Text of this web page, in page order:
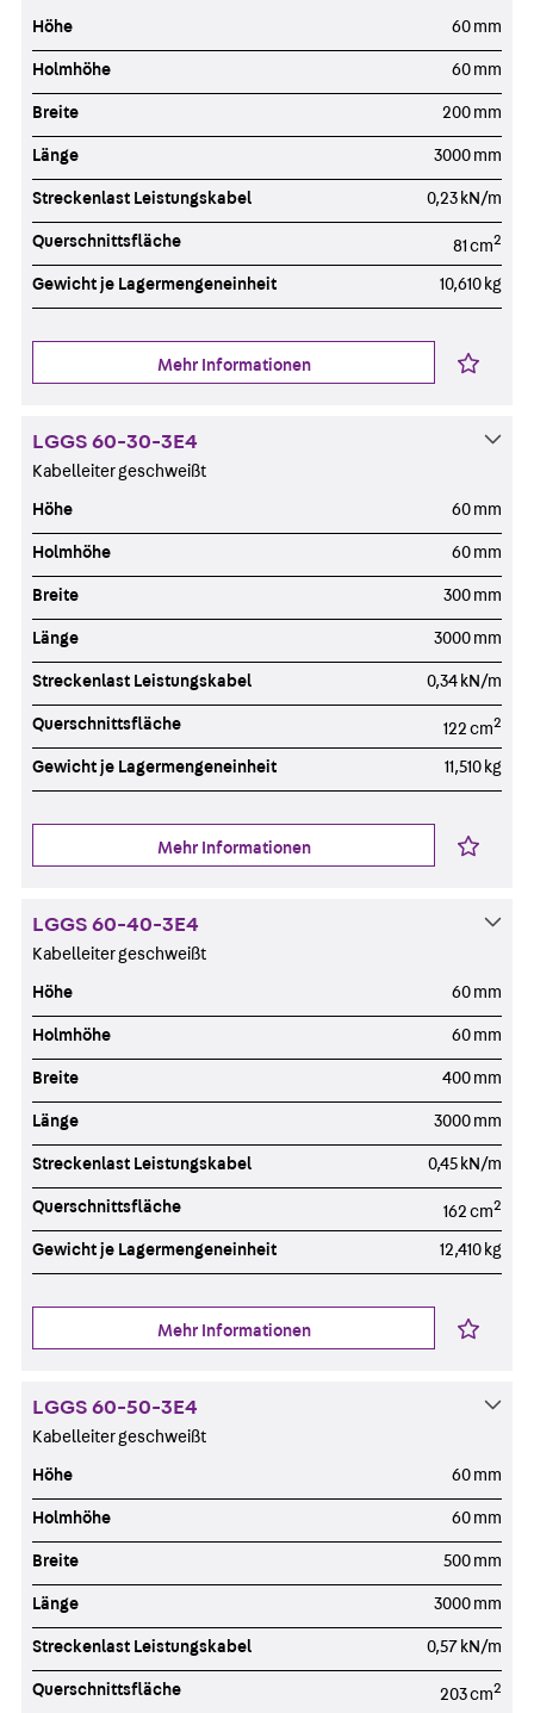
Höhe 60 mm
Holmhöhe 60 mm
Breite 200 mm
Länge 3000 mm
Streckenlast Leistungskabel 0,23 kN/m
Querschnittsfläche 81 cm2
Gewicht je Lagermengeneinheit 10,610 kg
Mehr Informationen
LGGS 60-30-3E4
Kabelleiter geschweißt
Höhe 60 mm
Holmhöhe 60 mm
Breite 300 mm
Länge 3000 mm
Streckenlast Leistungskabel 0,34 kN/m
Querschnittsfläche 122 cm2
Gewicht je Lagermengeneinheit 11,510 kg
Mehr Informationen
LGGS 60-40-3E4
Kabelleiter geschweißt
Höhe 60 mm
Holmhöhe 60 mm
Breite 400 mm
Länge 3000 mm
Streckenlast Leistungskabel 0,45 kN/m
Querschnittsfläche 162 cm2
Gewicht je Lagermengeneinheit 12,410 kg
Mehr Informationen
LGGS 60-50-3E4
Kabelleiter geschweißt
Höhe 60 mm
Holmhöhe 60 mm
Breite 500 mm
Länge 3000 mm
Streckenlast Leistungskabel 0,57 kN/m
Querschnittsfläche 203 cm2